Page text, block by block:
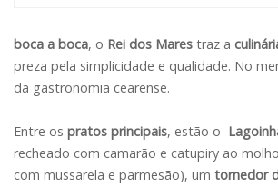
boca a boca, o Rei dos Mares traz a
preza pela simplicidade e qualidade. No
da gastronomia cearense.
Entre os pratos principais, estão o
recheado com camarão e catupiry ao
com mussarela e parmesão), um tornedor